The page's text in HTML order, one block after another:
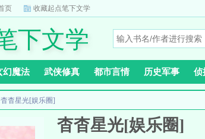
页 收藏起点笔下文学
下文学
幻魔法 武侠修真 都市言情 历史军事 侦
杳杳星光[娱乐圈]
杳杳星光[娱乐圈]